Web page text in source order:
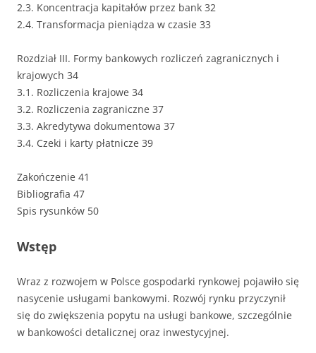
2.3. Koncentracja kapitałów przez bank 32
2.4. Transformacja pieniądza w czasie 33
Rozdział III. Formy bankowych rozliczeń zagranicznych i
krajowych 34
3.1. Rozliczenia krajowe 34
3.2. Rozliczenia zagraniczne 37
3.3. Akredytywa dokumentowa 37
3.4. Czeki i karty płatnicze 39
Zakończenie 41
Bibliografia 47
Spis rysunków 50
Wstęp
Wraz z rozwojem w Polsce gospodarki rynkowej pojawiło się
nasycenie usługami bankowymi. Rozwój rynku przyczynił
się do zwiększenia popytu na usługi bankowe, szczególnie
w bankowości detalicznej oraz inwestycyjnej.